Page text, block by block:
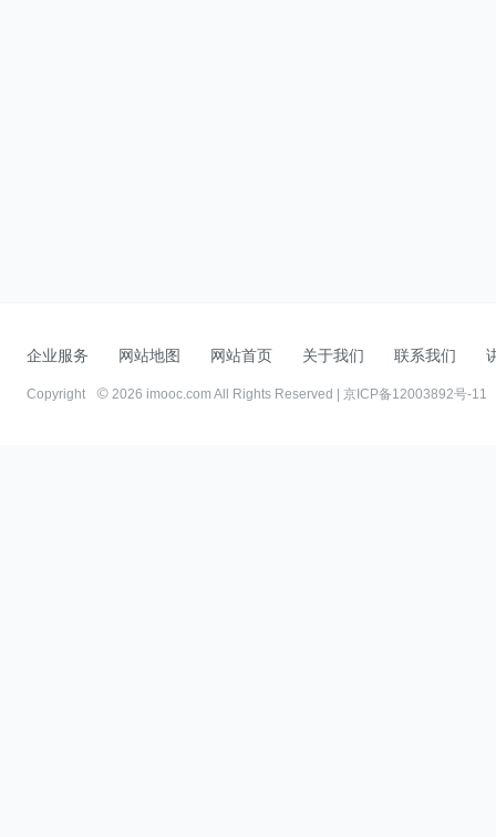
企业服务 网站地图 网站首页 关于我们 联系我们
Copyright 2026 imooc.com All Rights Reserved | 京ICP备12003892号-11